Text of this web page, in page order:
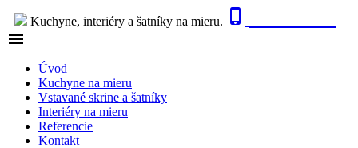
Kuchyne, interiéry a šatníky na mieru. 

Úvod
Kuchyne na mieru
Vstavané skrine a šatníky
Interiéry na mieru
Referencie
Kontakt